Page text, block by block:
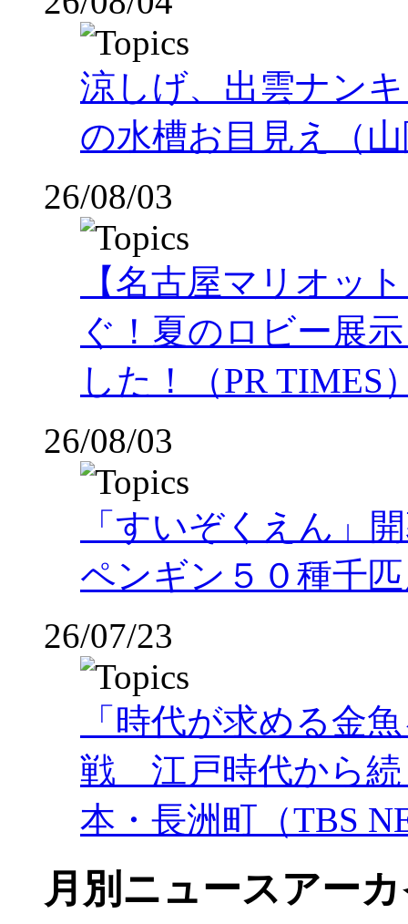
涼しげ、出雲ナン
の水槽お目見え（
26/08/03
【名古屋マリオッ
ぐ！夏のロビー展
した！（PR TIMES
26/08/03
「すいぞくえん」
ペンギン５０種千
26/07/23
「時代が求める金
戦 江戸時代から
本・長洲町（TBS
月別ニュースアー